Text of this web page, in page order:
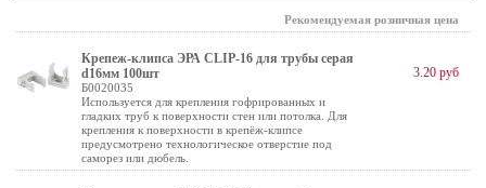
Рекомендуемая розничная цена
Крепеж-клипса ЭРА CLIP-16 для трубы cерая
d16мм 100шт
Б0020035
Используется для крепления гофрированных и
гладких труб к поверхности стен или потолка. Для
крепления к поверхности в крепёж-клипсе
предусмотрено технологическое отверстие под
саморез или дюбель.
3.20 руб